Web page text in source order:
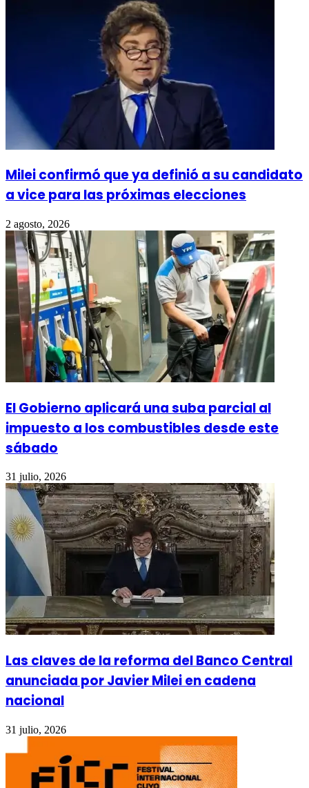
Milei confirmó que ya definió a su candidato
a vice para las próximas elecciones
2 agosto, 2026
El Gobierno aplicará una suba parcial al
impuesto a los combustibles desde este
sábado
31 julio, 2026
Las claves de la reforma del Banco Central
anunciada por Javier Milei en cadena
nacional
31 julio, 2026